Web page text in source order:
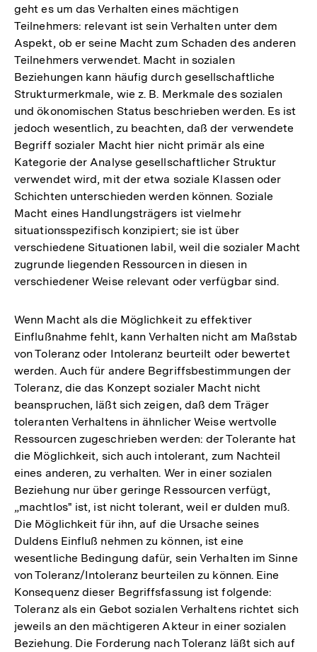
geht es um das Verhalten eines mächtigen
Teilnehmers: relevant ist sein Verhalten unter dem
Aspekt, ob er seine Macht zum Schaden des anderen
Teilnehmers verwendet. Macht in sozialen
Beziehungen kann häufig durch gesellschaftliche
Strukturmerkmale, wie z. B. Merkmale des sozialen
und ökonomischen Status beschrieben werden. Es ist
jedoch wesentlich, zu beachten, daß der verwendete
Begriff sozialer Macht hier nicht primär als eine
Kategorie der Analyse gesellschaftlicher Struktur
verwendet wird, mit der etwa soziale Klassen oder
Schichten unterschieden werden können. Soziale
Macht eines Handlungsträgers ist vielmehr
situationsspezifisch konzipiert; sie ist über
verschiedene Situationen labil, weil die sozialer Macht
zugrunde liegenden Ressourcen in diesen in
verschiedener Weise relevant oder verfügbar sind.
Wenn Macht als die Möglichkeit zu effektiver
Einflußnahme fehlt, kann Verhalten nicht am Maßstab
von Toleranz oder Intoleranz beurteilt oder bewertet
werden. Auch für andere Begriffsbestimmungen der
Toleranz, die das Konzept sozialer Macht nicht
beanspruchen, läßt sich zeigen, daß dem Träger
toleranten Verhaltens in ähnlicher Weise wertvolle
Ressourcen zugeschrieben werden: der Tolerante hat
die Möglichkeit, sich auch intolerant, zum Nachteil
eines anderen, zu verhalten. Wer in einer sozialen
Beziehung nur über geringe Ressourcen verfügt,
„machtlos" ist, ist nicht tolerant, weil er dulden muß.
Die Möglichkeit für ihn, auf die Ursache seines
Duldens Einfluß nehmen zu können, ist eine
wesentliche Bedingung dafür, sein Verhalten im Sinne
von Toleranz/Intoleranz beurteilen zu können. Eine
Konsequenz dieser Begriffsfassung ist folgende:
Toleranz als ein Gebot sozialen Verhaltens richtet sich
jeweils an den mächtigeren Akteur in einer sozialen
Beziehung. Die Forderung nach Toleranz läßt sich auf